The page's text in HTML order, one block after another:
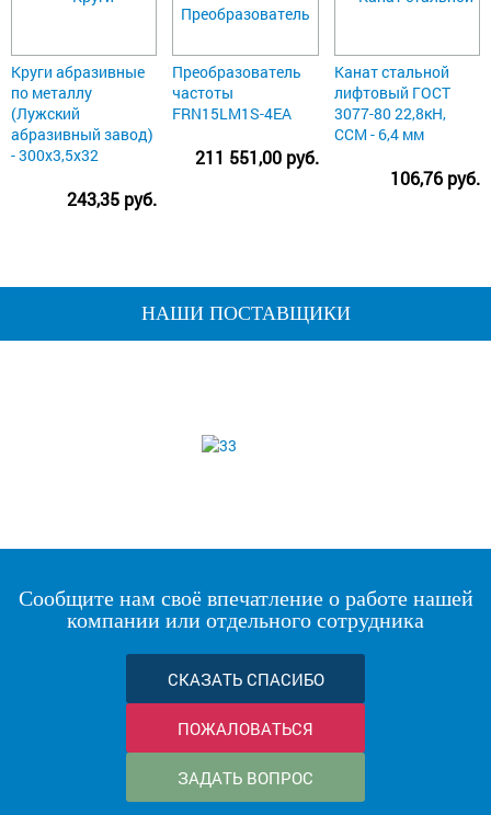
Круги абразивные
по металлу
(Лужский
абразивный завод)
- 300х3,5х32
243,35 руб.
Преобразователь
частоты
FRN15LM1S-4EA
211 551,00 руб.
Канат стальной
лифтовый ГОСТ
3077-80 22,8кН,
ССМ - 6,4 мм
106,76 руб.
НАШИ ПОСТАВЩИКИ
Сообщите нам своё впечатление о работе нашей
компании или отдельного сотрудника
СКАЗАТЬ СПАСИБО
ПОЖАЛОВАТЬСЯ
ЗАДАТЬ ВОПРОС